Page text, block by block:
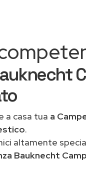
a casa tua a
.
altamente
Bauknecht